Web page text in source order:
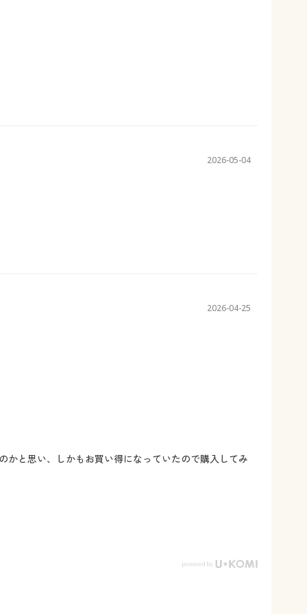
2026-05-04
2026-04-25
かと思い、しかもお買い得になっていたので購入してみ